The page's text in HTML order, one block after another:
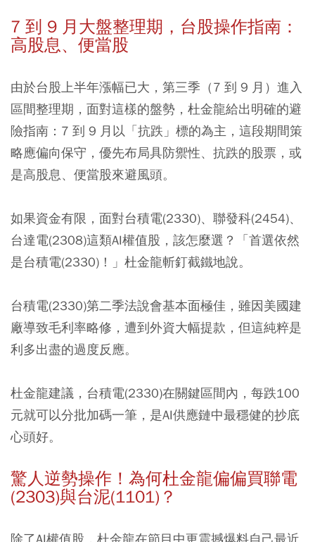
7 到 9 月大盤整理期，台股操作指南：
高股息、便當股
由於台股上半年漲幅已大，第三季（7 到 9 月）進入
區間整理期，面對這樣的盤勢，杜金龍給出明確的避
險指南： 7 到 9 月以「抗跌」標的為主，這段期間策
略應偏向保守，優先布局具防禦性、抗跌的股票，或
是高股息、便當股來避風頭。
如果資金有限，面對台積電(2330)、聯發科(2454)、
台達電(2308)這類AI權值股，該怎麼選？「首選依然
是台積電(2330)！」杜金龍斬釘截鐵地說。
台積電(2330)第二季法說會基本面極佳，雖因美國建
廠導致毛利率略修，遭到外資大幅提款，但這純粹是
利多出盡的過度反應。
杜金龍建議，台積電(2330)在關鍵區間內，每跌100
元就可以分批加碼一筆，是AI供應鏈中最穩健的抄底
心頭好。
驚人逆勢操作！為何杜金龍偏偏買聯電
(2303)與台泥(1101)？